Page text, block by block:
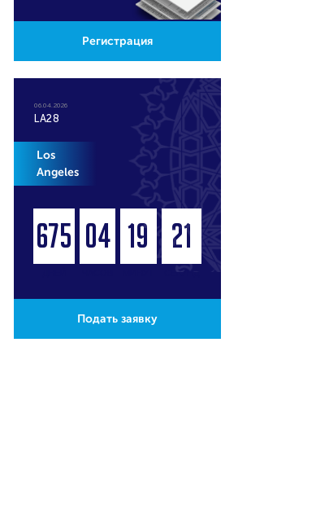
Регистрация
06.04.2026
LA28
Los
Angeles
675 04 19 20
СЕКУНД
Подать заявку